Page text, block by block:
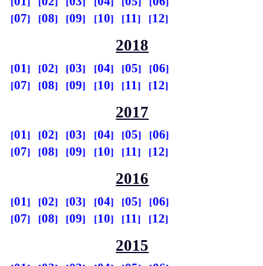
07
08 09 10 11 12
2018
01 02 03 04 05
06
07
08 09 10 11 12
2017
01 02 03 04 05
06
07
08 09 10 11 12
2016
01 02 03 04 05
06
07
08 09 10 11 12
2015